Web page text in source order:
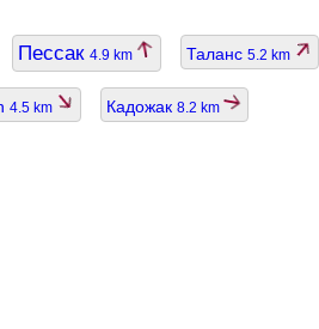
Пессак 4.9 km Таланс 5.2 km
4.5 km Кадожак 8.2 km